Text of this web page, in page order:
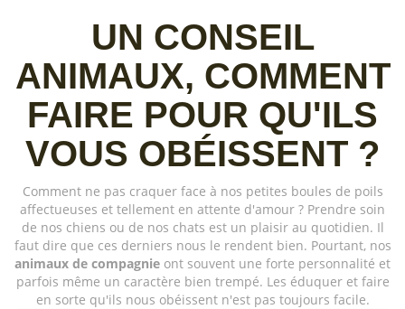
UN CONSEIL
ANIMAUX, COMMENT
FAIRE POUR QU'ILS
VOUS OBÉISSENT ?
Comment ne pas craquer face à nos petites boules de poils
affectueuses et tellement en attente d'amour ? Prendre soin
de nos chiens ou de nos chats est un plaisir au quotidien. Il
faut dire que ces derniers nous le rendent bien. Pourtant, nos
animaux de compagnie ont souvent une forte personnalité et
parfois même un caractère bien trempé. Les éduquer et faire
en sorte qu'ils nous obéissent n'est pas toujours facile.